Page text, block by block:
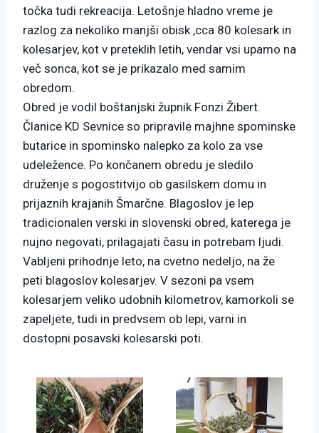
točka tudi rekreacija. Letošnje hladno vreme je
razlog za nekoliko manjši obisk ,cca 80 kolesark in
kolesarjev, kot v preteklih letih, vendar vsi upamo na
več sonca, kot se je prikazalo med samim
obredom.
Obred je vodil boštanjski župnik Fonzi Žibert.
Članice KD Sevnice so pripravile majhne spominske
butarice in spominsko nalepko za kolo za vse
udeležence. Po končanem obredu je sledilo
druženje s pogostitvijo ob gasilskem domu in
prijaznih krajanih Šmarčne. Blagoslov je lep
tradicionalen verski in slovenski obred, katerega je
nujno negovati, prilagajati času in potrebam ljudi.
Vabljeni prihodnje leto, na cvetno nedeljo, na že
peti blagoslov kolesarjev. V sezoni pa vsem
kolesarjem veliko udobnih kilometrov, kamorkoli se
zapeljete, tudi in predvsem ob lepi, varni in
dostopni posavski kolesarski poti.